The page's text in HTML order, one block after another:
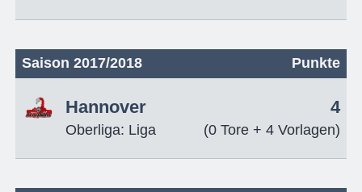
Saison 2017/2018 Punkte
Hannover
Oberliga: Liga
4
(0 Tore + 4 Vorlagen)